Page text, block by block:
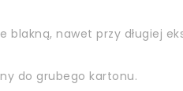
nawet przy długiej
do grubego kartonu.